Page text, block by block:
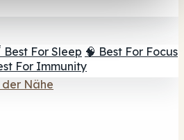
For Sleep 🧠 Best For Focus
For Immunity
der Nähe